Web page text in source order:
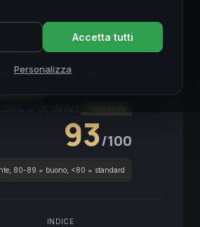
Investment Wine
Truffle Notes
Disegnata
Nebbiolo
93/100
80-89 = buono, <80 = standard
INDICE
Accetta tutti
Personalizza